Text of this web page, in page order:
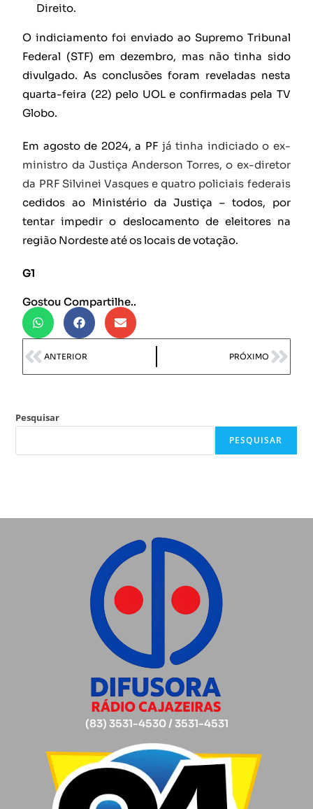
Direito.
O indiciamento foi enviado ao Supremo Tribunal
Federal (STF) em dezembro, mas não tinha sido
divulgado. As conclusões foram reveladas nesta
quarta-feira (22) pelo UOL e confirmadas pela TV
Globo.
Em agosto de 2024, a PF já tinha indiciado o ex-
ministro da Justiça Anderson Torres, o ex-diretor
da PRF Silvinei Vasques e quatro policiais federais
cedidos ao Ministério da Justiça – todos, por
tentar impedir o deslocamento de eleitores na
região Nordeste até os locais de votação.
G1
Gostou Compartilhe..
ANTERIOR PRÓXIMO
Pesquisar
PESQUISAR
(83) 3531-4530 / 3531-4531